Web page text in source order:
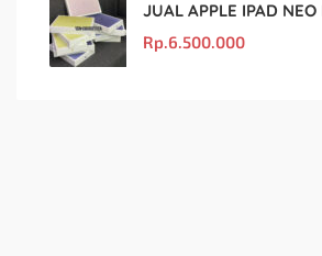
Rp. 6.500.000